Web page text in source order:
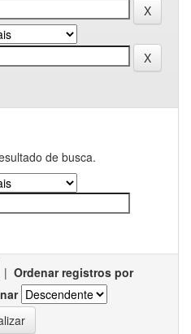
de busca.
| Ordenar registros por